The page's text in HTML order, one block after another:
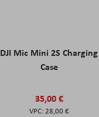
DJI Mic Mini 2S Charging
Case
35,00 €
28,00 €